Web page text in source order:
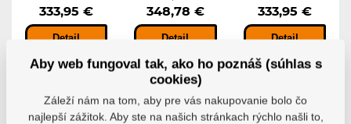
333,95 €
Detail
348,78 €
Detail
333,95 €
Detail
POSLEDNÉ
KUSY
NOVINKA
Aby web fungoval tak, ako ho poznáš (súhlas s
cookies)
Záleží nám na tom, aby pre vás nakupovanie bolo čo
najlepší zážitok. Aby ste na našich stránkach rýchlo našli to,